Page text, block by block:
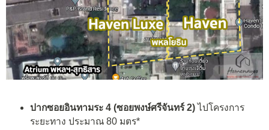
ปากซอยอินทามระ 4 (ซอยพงษ์ศรีจันทร์ 2) ไปโครงการ
ระยะทาง ประมาณ 80 มตร*